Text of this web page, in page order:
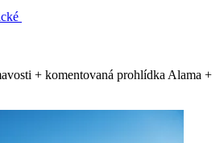
+ komentovaná prohlídka Alama +